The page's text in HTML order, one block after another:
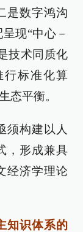
是数字鸿沟
现“中心－
技术同质化
行标准化算
态平衡。
须构建以人
，形成兼具
经济学理论
知识体系的